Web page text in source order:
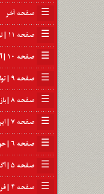
☰ صفحه آخر
☰ صفحه ۱۱ | تولید و تجارت
☰ صفحه ۱۰ | آگهی
☰ صفحه ۹ | تولید و تجارت
☰ صفحه ۸ | بازار و سرمایه
☰ صفحه ۷ | ایران زمین
☰ صفحه ۶ | حوادث
☰ صفحه ۵ | آگهی
☰ صفحه ۴ | فرهنگ و هنر